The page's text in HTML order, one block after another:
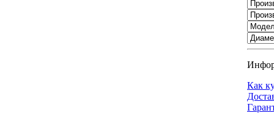
Как